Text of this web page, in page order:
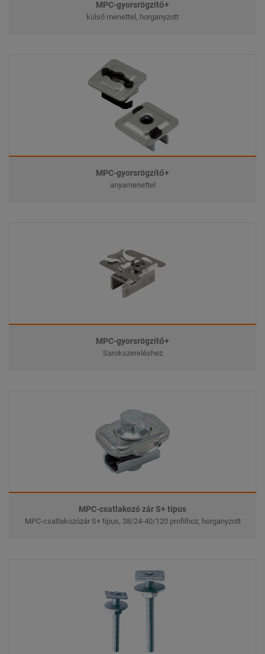
MPC-gyorsrögzítő+
külső menettel, horganyzott
MPC-gyorsrögzítő+
anyamenettel
MPC-gyorsrögzítő+
Sarokszereléshez
MPC-csatlakozó zár S+ típus
MPC-csatlakozózár S+ típus, 38/24-40/120 profilhoz, horganyzott